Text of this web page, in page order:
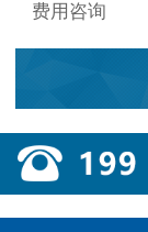
费用咨询